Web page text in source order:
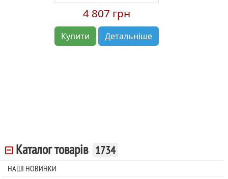
4 807 грн
Купити Детальніше
Каталог товарів 1734
НАШІ НОВИНКИ